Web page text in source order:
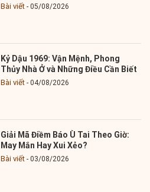
Bài viết 05/08/2026
Kỷ Dậu 1969: Vận Mệnh, Phong
Thủy Nhà Ở và Những Điều Cần Biết
Bài viết 04/08/2026
Giải Mã Điềm Báo Ù Tai Theo Giờ:
May Mắn Hay Xui Xẻo?
Bài viết 03/08/2026